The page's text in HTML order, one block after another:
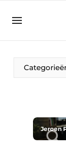
Bedrijven
Direct
Jeroen